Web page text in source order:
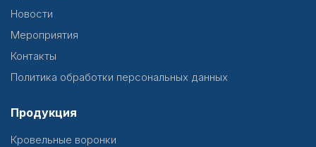
Новости
Мероприятия
Контакты
Политика обработки персональных данных
Продукция
Кровельные воронки